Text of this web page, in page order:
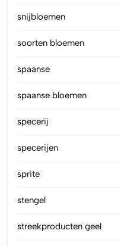
snijbloemen
soorten bloemen
spaanse
spaanse bloemen
specerij
specerijen
sprite
stengel
streekproducten geel